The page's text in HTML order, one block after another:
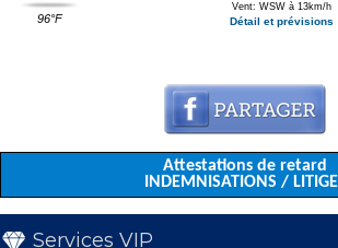
96°F
Vent: WSW à 13km/h
Détail et prévisions
Attestations de retard
INDEMNISATIONS /
Services VIP